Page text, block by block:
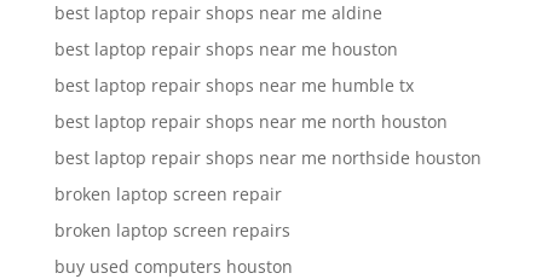
best laptop repair shops near me aldine
best laptop repair shops near me houston
best laptop repair shops near me humble tx
best laptop repair shops near me north houston
best laptop repair shops near me northside houston
broken laptop screen repair
broken laptop screen repairs
buy used computers houston